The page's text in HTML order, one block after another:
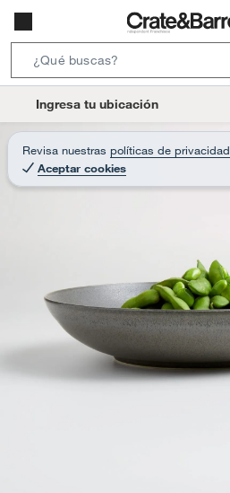
e
r
c
o
t
Ingresa tu ubicación
Revisa nuestras políticas de privacidad
Aceptar cookies